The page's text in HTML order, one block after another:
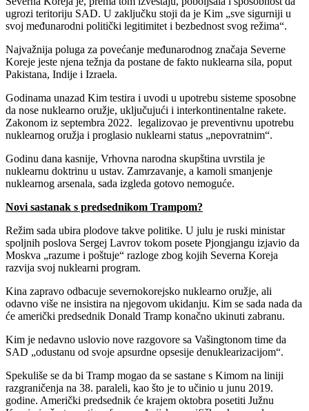
ugrozi teritoriju SAD. U zaključku stoji da je Kim „sve sigurniji u
svoj međunarodni politički legitimitet i bezbednost svog režima“.
Najvažnija poluga za povećanje međunarodnog značaja Severne
Koreje jeste njena težnja da postane de fakto nuklearna sila, poput
Pakistana, Indije i Izraela.
Godinama unazad Kim testira i uvodi u upotrebu sisteme sposobne
da nose nuklearno oružje, uključujući i interkontinentalne rakete.
Zakonom iz septembra 2022. legalizovao je preventivnu upotrebu
nuklearnog oružja i proglasio nuklearni status „nepovratnim“.
Godinu dana kasnije, Vrhovna narodna skupština uvrstila je
nuklearnu doktrinu u ustav. Zamrzavanje, a kamoli smanjenje
nuklearnog arsenala, sada izgleda gotovo nemoguće.
Novi sastanak s predsednikom Trampom?
Režim sada ubira plodove takve politike. U julu je ruski ministar
spoljnih poslova Sergej Lavrov tokom posete Pjongjangu izjavio da
Moskva „razume i poštuje“ razloge zbog kojih Severna Koreja
razvija svoj nuklearni program.
Kina zapravo odbacuje severnokorejsko nuklearno oružje, ali
odavno više ne insistira na njegovom ukidanju. Kim se sada nada da
će američki predsednik Donald Tramp konačno ukinuti zabranu.
Kim je nedavno uslovio nove razgovore sa Vašingtonom time da
SAD „odustanu od svoje apsurdne opsesije denuklearizacijom“.
Spekuliše se da bi Tramp mogao da se sastane s Kimom na liniji
razgraničenja na 38. paraleli, kao što je to učinio u junu 2019.
godine. Američki predsednik će krajem oktobra posetiti Južnu